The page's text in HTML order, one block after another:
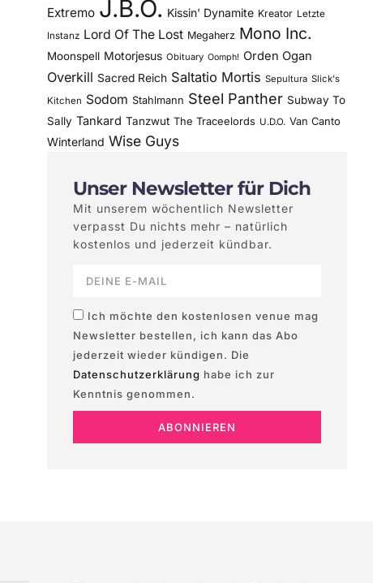
Extremo J.B.O. Kissin' Dynamite Kreator Letzte
Instanz Lord Of The Lost Megaherz Mono Inc.
Moonspell Motorjesus Obituary Oomph! Orden Ogan
Overkill Sacred Reich Saltatio Mortis Sepultura Slick's
Kitchen Sodom Stahlmann Steel Panther Subway To
Sally Tankard Tanzwut The Traceelords U.D.O. Van Canto
Winterland Wise Guys
Unser Newsletter für Dich
Mit unserem wöchentlich Newsletter
verpasst Du nichts mehr – natürlich
kostenlos und jederzeit kündbar.
Ich möchte den kostenlosen venue mag
Newsletter bestellen, ich kann das Abo
jederzeit wieder kündigen. Die
Datenschutzerklärung habe ich zur
Kenntnis genommen.
ABONNIEREN